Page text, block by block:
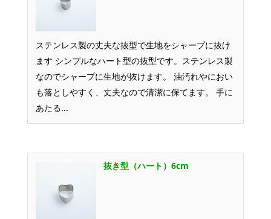
ステンレス製の丈夫な抜型で生地をシャープに抜け
ます シンプルなハート型の抜型です。ステンレス製
なのでシャープに生地が抜けます。 油汚れやにおい
も落としやすく、丈夫なので清潔に保てます。 手に
あたる...
抜き型（ハート）6cm